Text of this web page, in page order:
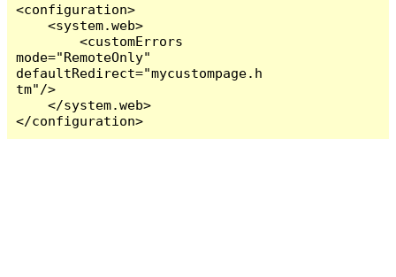
<configuration>
    <system.web>
        <customErrors
mode="RemoteOnly"
defaultRedirect="mycustompage.h
tm"/>
    </system.web>
</configuration>